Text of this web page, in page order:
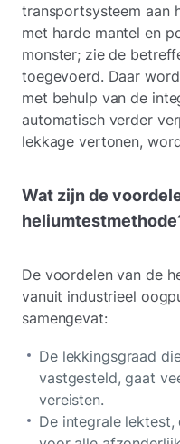
transportsysteem aan
met harde mantel en
monster; zie de
toegevoerd. Daar
met behulp van de
automatisch verder
lekkage vertonen,
Wat zijn de
De voordelen van de
vanuit industrieel
samengevat:
De lekkingsgraad
vastgesteld, gaat
vereisten.
De integrale lektest,